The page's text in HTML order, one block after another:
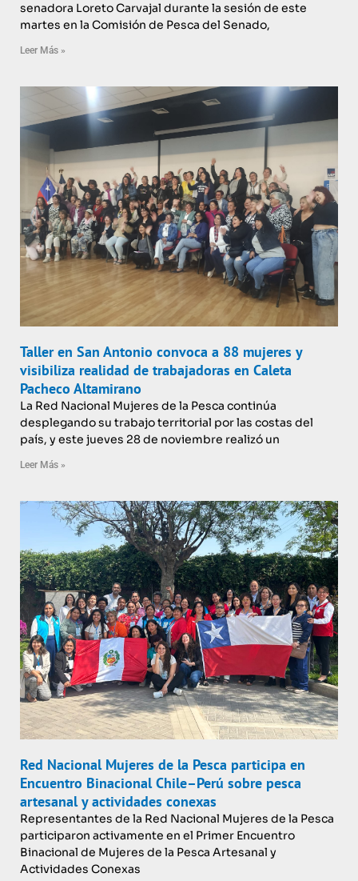
senadora Loreto Carvajal durante la sesión de este
martes en la Comisión de Pesca del Senado,
Leer Más »
Taller en San Antonio convoca a 88 mujeres y
visibiliza realidad de trabajadoras en Caleta
Pacheco Altamirano
La Red Nacional Mujeres de la Pesca continúa
desplegando su trabajo territorial por las costas del
país, y este jueves 28 de noviembre realizó un
Leer Más »
Red Nacional Mujeres de la Pesca participa en
Encuentro Binacional Chile–Perú sobre pesca
artesanal y actividades conexas
Representantes de la Red Nacional Mujeres de la Pesca
participaron activamente en el Primer Encuentro
Binacional de Mujeres de la Pesca Artesanal y
Actividades Conexas